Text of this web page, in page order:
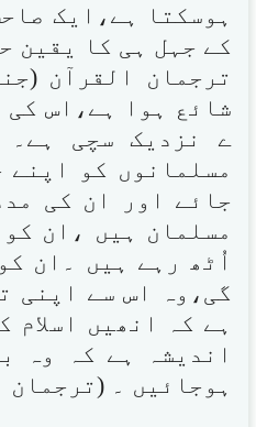
ہوسکتا ہے،ایک
کے جہل ہی کا یقین
شائع ہوا ہے،اس کی
ے نزدیک سچی
مسلمانوں کو
جائے اور ان کی
مسلمان ہیں ،ان
اُٹھ رہے ہیں ۔ان
گی،وہ اس سے اپنی
ہے کہ انھیں
اندیشہ ہے کہ وہ
ہوجائیں ۔ (ترجمان